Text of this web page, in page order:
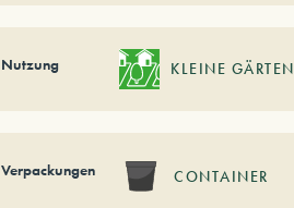
Nutzung KLEINE GÄRTEN
Verpackungen CONTAINER